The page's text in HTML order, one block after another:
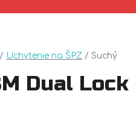
/ Uchytenie na ŠPZ / Suchý
Dual Lock